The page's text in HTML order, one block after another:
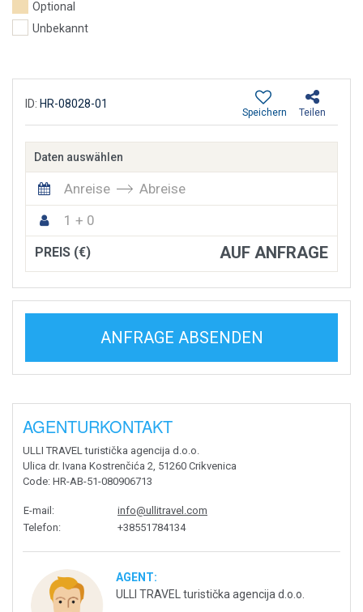
Optional
Unbekannt
ID: HR-08028-01
Teilen
Speichern
Daten auswählen
Anreise
Abreise
1 + 0
PREIS (€) AUF ANFRAGE
ANFRAGE ABSENDEN
AGENTURKONTAKT
ULLI TRAVEL turistička agencija d.o.o.
Ulica dr. Ivana Kostrenčića 2, 51260 Crikvenica
Code: HR-AB-51-080906713
E-mail:
info@ullitravel.com
Telefon: +38551784134
AGENT:
ULLI TRAVEL turistička agencija d.o.o.